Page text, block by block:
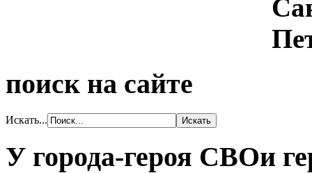
поиск на сайте
Искать...
У города-героя СВОи